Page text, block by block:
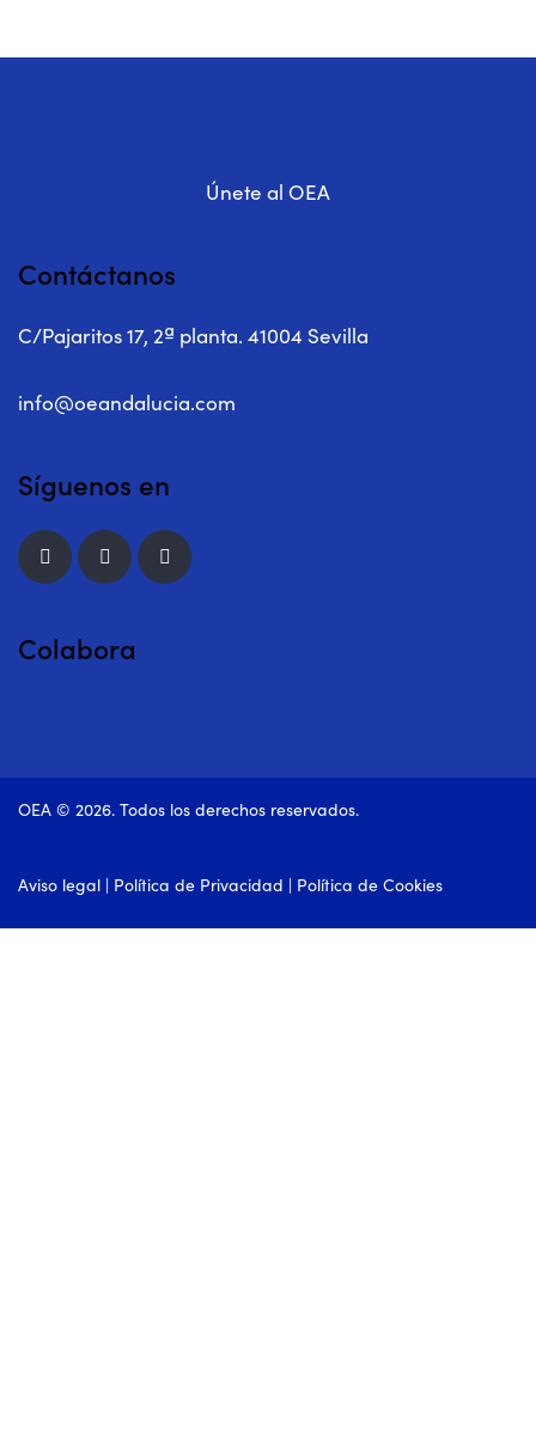
Únete al OEA
Contáctanos
C/Pajaritos 17, 2ª planta. 41004 Sevilla
info@oeandalucia.com
Síguenos en
Colabora
OEA © 2026. Todos los derechos reservados.
Aviso legal | Política de Privacidad | Política de Cookies